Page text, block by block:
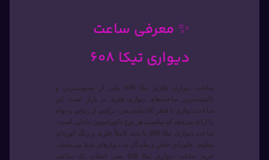
✨ معرفی ساعت
دیواری تیکا 608
ساعت دیواری فلزی تیکا 608 یکی از محبوب‌ترین و
باکیفیت‌ترین ساعت‌های دیواری فلزی در بازار است. این
ساعت دیواری با قطر 60 سانتی‌متر، ترکیبی از زیبایی و دوام
را ارائه می‌دهد که مناسب هر نوع دکوراسیون داخلی است.
ساعت دیواری تیکا 608 با بدنه کاملاً فلزی و رنگ کوره‌ای
مقاوم، جلوه‌ای خاص و ماندگار به دیوارهای شما می‌بخشد.
خرید ساعت دیواری تیکا 608 یعنی انتخاب یک ساعت